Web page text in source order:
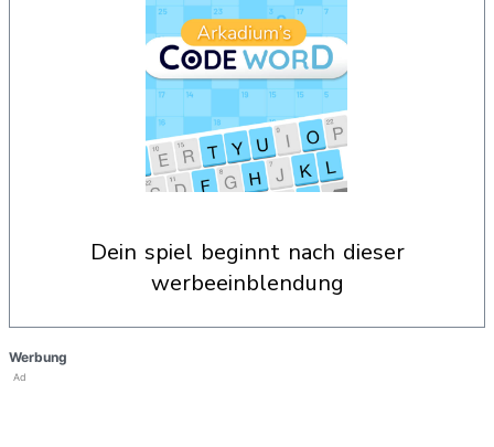
dein spiel beginnt nach dieser
werbeeinblendung
Werbung
Ad